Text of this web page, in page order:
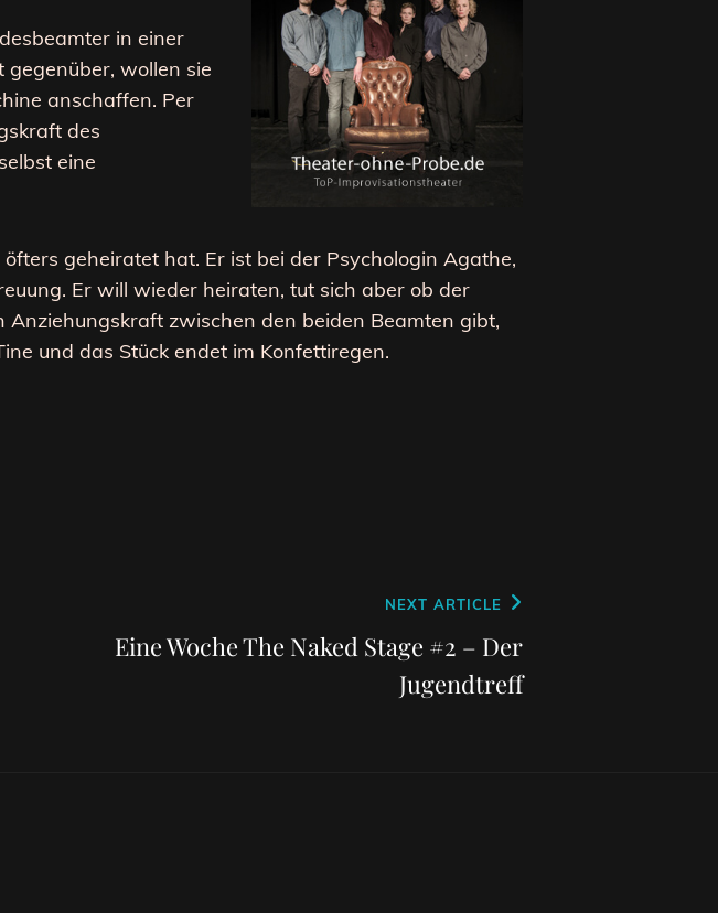
in einer
gegenüber, wollen sie
anschaffen. Per
des
eine
geheiratet hat. Er ist bei der Psychologin Agathe,
Er will wieder heiraten, tut sich aber ob der
zwischen den beiden Beamten gibt,
und das Stück endet im Konfettiregen.
NEXT ARTICLE
Eine Woche The Naked Stage #2 – Der
Jugendtreff